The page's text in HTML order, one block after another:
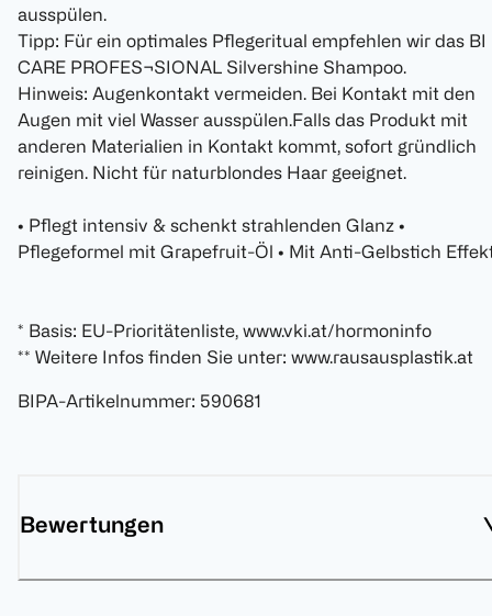
ausspülen.
Tipp: Für ein optimales Pflegeritual empfehlen wir das BI
CARE PROFES¬SIONAL Silvershine Shampoo.
Hinweis: Augenkontakt vermeiden. Bei Kontakt mit den
Augen mit viel Wasser ausspülen.Falls das Produkt mit
anderen Materialien in Kontakt kommt, sofort gründlich
reinigen. Nicht für naturblondes Haar geeignet.
• Pflegt intensiv & schenkt strahlenden Glanz •
Pflegeformel mit Grapefruit-Öl • Mit Anti-Gelbstich
* Basis: EU-Prioritätenliste, www.vki.at/hormoninfo
** Weitere Infos finden Sie unter: www.rausausplastik.at
BIPA-Artikelnummer: 590681
Bewertungen